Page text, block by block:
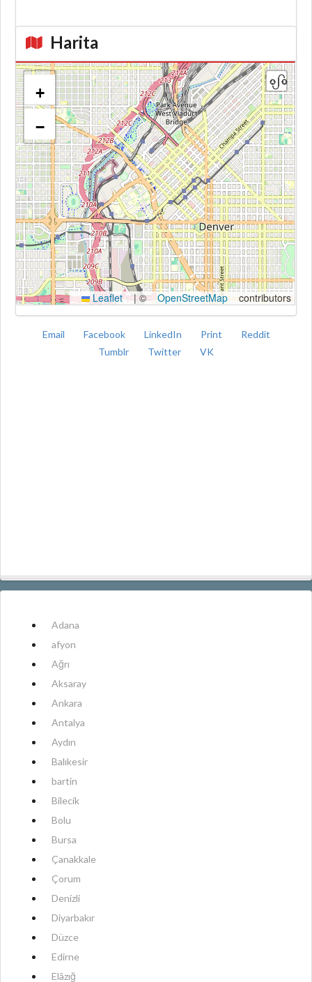
Harita
Kroki
+
−
Leaflet |© OpenStreetMap contributors
Email Facebook LinkedIn Print
Reddit
Tumblr
Twitter VK
Adana
afyon
Ağrı
Aksaray
Ankara
Antalya
Aydın
Balıkesir
bartin
Bilecik
Bolu
Bursa
Çanakkale
Çorum
Denizli
Diyarbakır
Düzce
Edirne
Elâzığ